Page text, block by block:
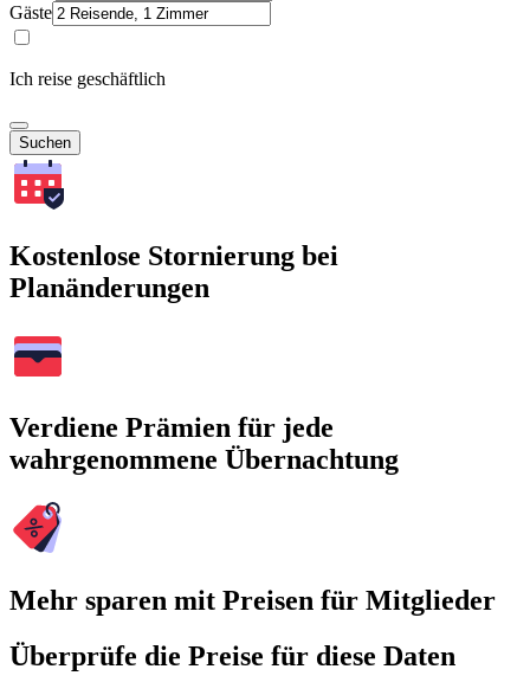
Gäste
Ich reise geschäftlich
Suchen
Kostenlose Stornierung bei
Planänderungen
Verdiene Prämien für jede
wahrgenommene Übernachtung
Mehr sparen mit Preisen für Mitglieder
Überprüfe die Preise für diese Daten